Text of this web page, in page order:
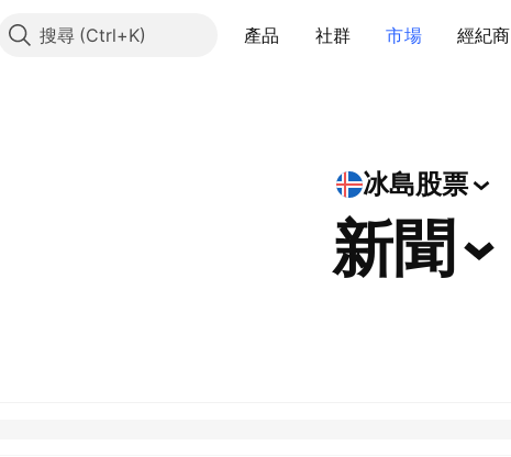
搜尋 產品 社群 市場 經紀商
冰島股票
新聞